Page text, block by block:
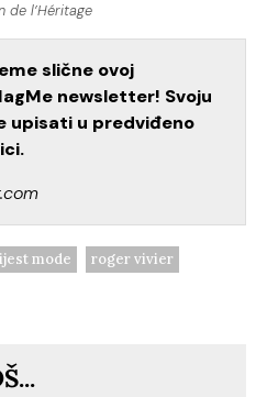
de l’Héritage
slične ovoj
newsletter! Svoju
upisati u predviđeno
mode
roger vivier